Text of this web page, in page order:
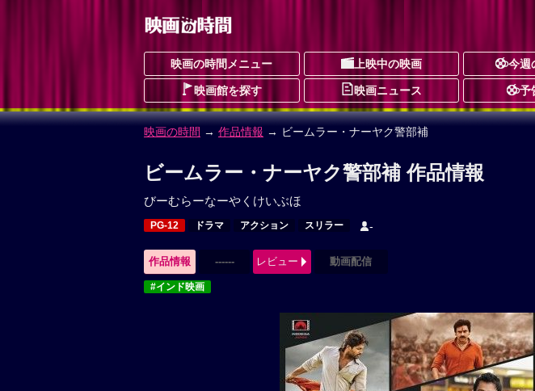
映画の時間メニュー 上映中の映画 今週
映画館を探す 映画ニュース 予
映画の時間 → 作品情報 → ビームラー・ナーヤク警部補
ビームラー・ナーヤク警部補 作品情報
びーむらーなーやくけいぶほ
PG-12 ドラマ アクション スリラー -
作品情報 ------ レビュー 動画配信
#インド映画